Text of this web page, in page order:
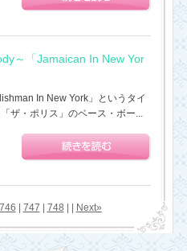
～「Jamaican In New Yor
In New York」というタイ
ザ・ポリス」のベース・ボー...
746 747 748 Next»